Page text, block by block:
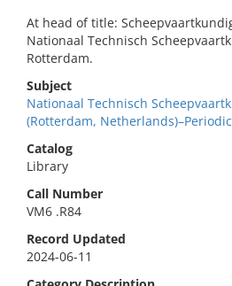
At head of title:
Nationaal Technisch
Rotterdam.
Subject
Nationaal Technisch
(Rotterdam,
Catalog
Library
Call Number
VM6 .R84
Record Updated
2024-06-11